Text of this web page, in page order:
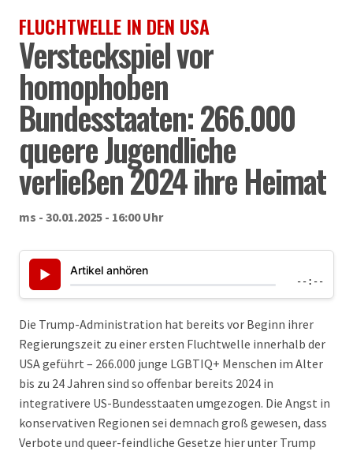
FLUCHTWELLE IN DEN USA
Versteckspiel vor
homophoben
Bundesstaaten: 266.000
queere Jugendliche
verließen 2024 ihre Heimat
ms - 30.01.2025 - 16:00 Uhr
▶ Artikel anhören
--:--
Die Trump-Administration hat bereits vor Beginn ihrer
Regierungszeit zu einer ersten Fluchtwelle innerhalb der
USA geführt – 266.000 junge LGBTIQ+ Menschen im Alter
bis zu 24 Jahren sind so offenbar bereits 2024 in
integrativere US-Bundesstaaten umgezogen. Die Angst in
konservativen Regionen sei demnach groß gewesen, dass
Verbote und queer-feindliche Gesetze hier unter Trump